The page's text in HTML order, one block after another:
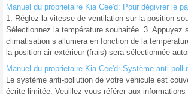
Manuel du proprietaire Kia Cee'd: Pour dégivrer le
1. Réglez la vitesse de ventilation sur la position
Sélectionnez la température souhaitée. 3. Appuyez
climatisation s’allumera en fonction de la
la position air extérieur (frais) sera sélectionnée
Manuel du proprietaire Kia Cee'd: Système anti-
Le système anti-pollution de votre véhicule est
écrite limitée. Veuillez vous référer aux informations